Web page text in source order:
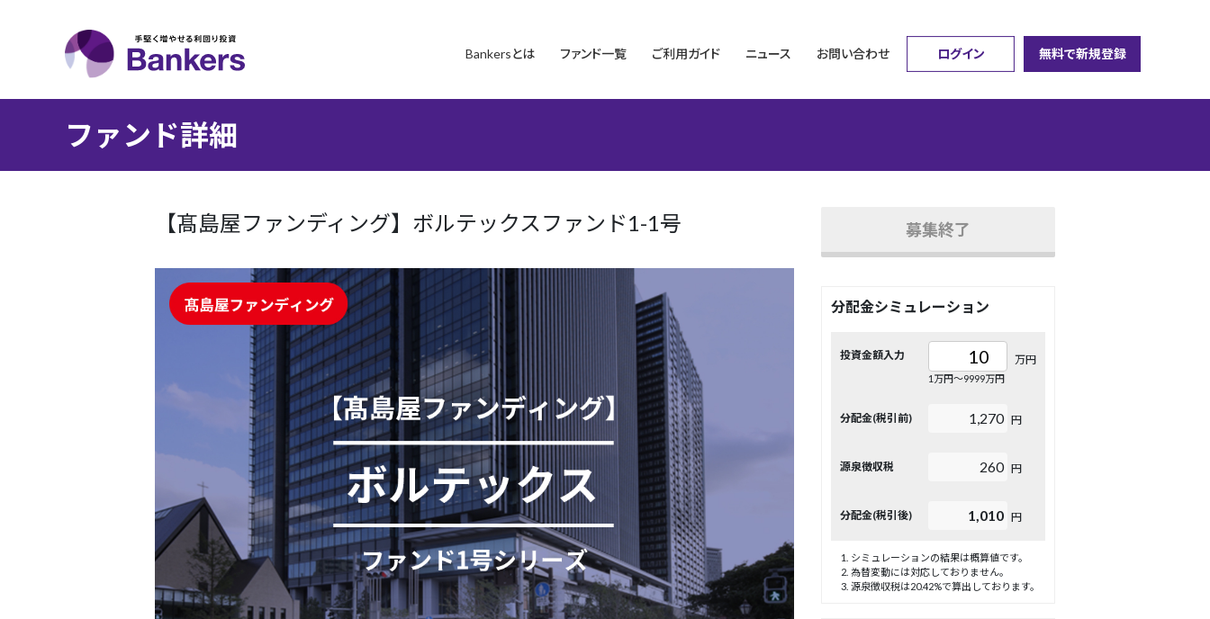
Bankersとは ファンド一覧 ご利用ガイド ニュース お問い合わせ ログイン 無料で新規登録
ファンド詳細
【髙島屋ファンディング】ボルテックスファンド1-1号 募集終了
分配金シミュレーション
投資金額入力 万円
1万円〜9999万円
分配金(税引前) 1,270 円
源泉徴収税 260 円
分配金(税引後) 1,010 円
シミュレーションの結果は概算値です。
為替変動には対応しておりません。
源泉徴収税は20.42%で算出しております。